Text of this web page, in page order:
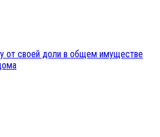
от своей доли в общем имуществе